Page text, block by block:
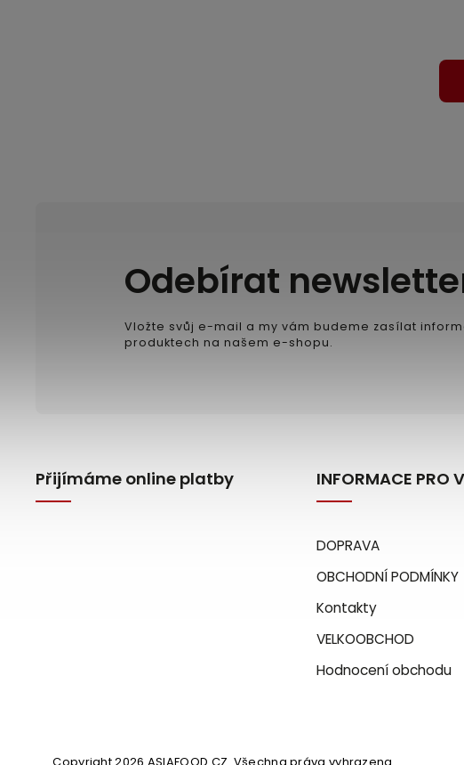
Odebírat
Vložte svůj e-mail a my vám budeme zasílat
produktech na našem e-shopu.
Přijímáme online platby INFORMACE PRO
DOPRAVA
OBCHODNÍ PODMÍNKY
Kontakty
VELKOOBCHOD
Hodnocení obchodu